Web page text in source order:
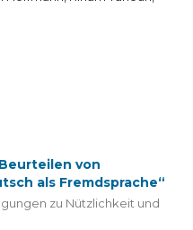
von
als Fremdsprache“
zu Nützlichkeit und